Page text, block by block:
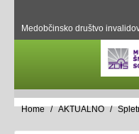
Medobčinsko društvo
Home AKTUALNO